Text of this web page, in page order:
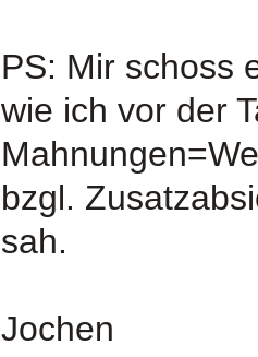
PS: Mir schoss
wie ich vor der
bzgl.
sah.
Jochen